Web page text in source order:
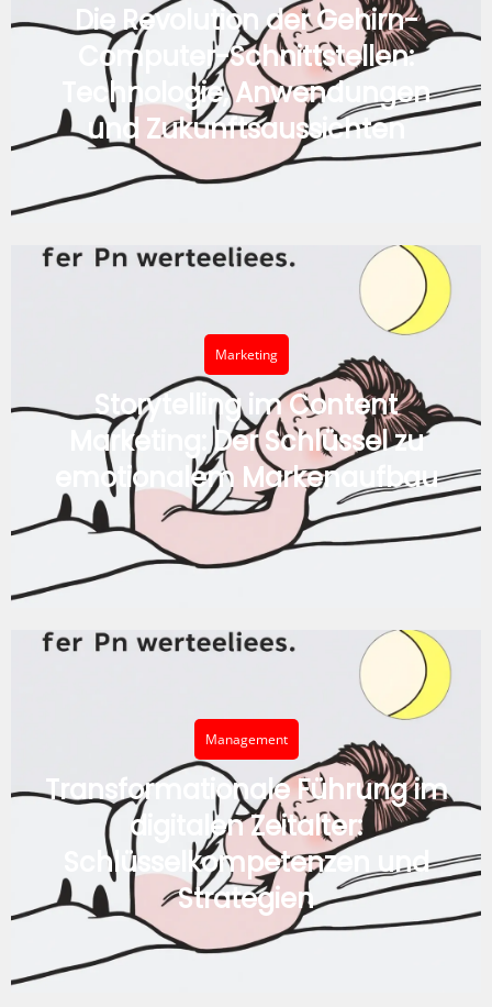
Die Revolution der Gehirn-
Computer-Schnittstellen:
Technologie, Anwendungen
und Zukunftsaussichten
Marketing
Storytelling im Content
Marketing: Der Schlüssel zu
emotionalem Markenaufbau
Management
Transformationale Führung im
digitalen Zeitalter:
Schlüsselkompetenzen und
Strategien